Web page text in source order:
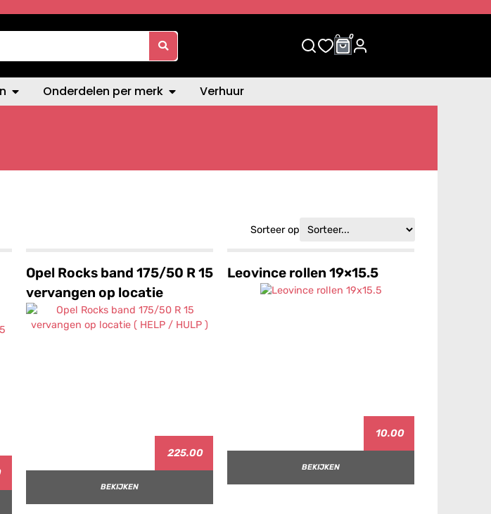
0 0
Onderdelen per merk Verhuur
Sorteer op
Opel Rocks band 175/50 R 15
vervangen op locatie
225.00
BEKIJKEN
Leovince rollen 19×15.5
10.00
BEKIJKEN